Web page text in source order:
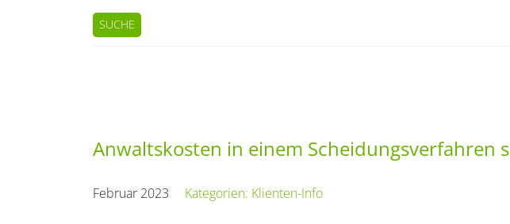
SUCHE
Anwaltskosten in einem Scheidungsverfahren
Februar 2023 Kategorien: Klienten-Info